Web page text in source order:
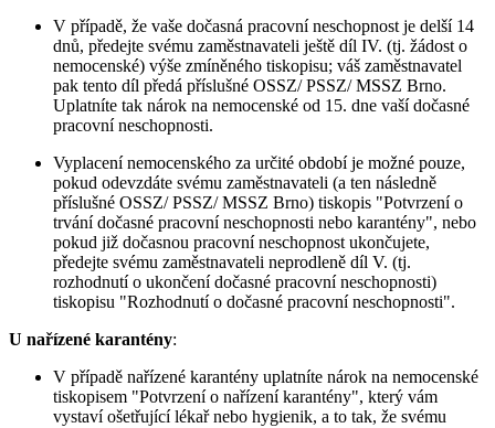
V případě, že vaše dočasná pracovní neschopnost je delší 14
dnů, předejte svému zaměstnavateli ještě díl IV. (tj. žádost o
nemocenské) výše zmíněného tiskopisu; váš zaměstnavatel
pak tento díl předá příslušné OSSZ/ PSSZ/ MSSZ Brno.
Uplatníte tak nárok na nemocenské od 15. dne vaší dočasné
pracovní neschopnosti.
Vyplacení nemocenského za určité období je možné pouze,
pokud odevzdáte svému zaměstnavateli (a ten následně
příslušné OSSZ/ PSSZ/ MSSZ Brno) tiskopis "Potvrzení o
trvání dočasné pracovní neschopnosti nebo karantény", nebo
pokud již dočasnou pracovní neschopnost ukončujete,
předejte svému zaměstnavateli neprodleně díl V. (tj.
rozhodnutí o ukončení dočasné pracovní neschopnosti)
tiskopisu "Rozhodnutí o dočasné pracovní neschopnosti".
U nařízené karantény:
V případě nařízené karantény uplatníte nárok na nemocenské
tiskopisem "Potvrzení o nařízení karantény", který vám
vystaví ošetřující lékař nebo hygienik, a to tak, že svému